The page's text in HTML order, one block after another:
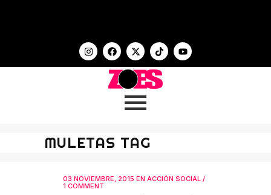
MULETAS TAG
03 NOVIEMBRE, 2015 EN ACCIÓN SOCIAL /
1 COMMENT